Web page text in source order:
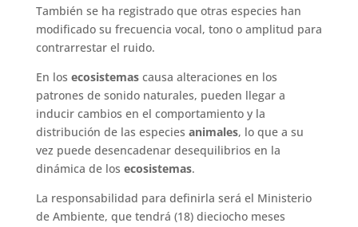
También se ha registrado que otras especies han
modificado su frecuencia vocal, tono o amplitud para
contrarrestar el ruido.
En los ecosistemascausa alteraciones en los
patrones de sonido naturales, pueden llegar a
inducir cambios en el comportamiento y la
distribución de las especies animales, lo que a su
vez puede desencadenar desequilibrios en la
dinámica de los ecosistemas.
La responsabilidad para definirla será el Ministerio
de Ambiente, que tendrá (18) dieciocho meses